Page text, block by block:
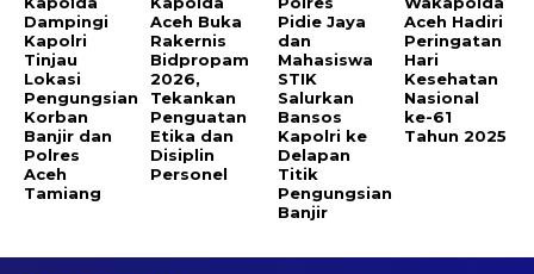
Dampingi
Kapolri
Tinjau
Lokasi
Pengungsian
Korban
Banjir dan
Polres
Aceh
Tamiang
Aceh Buka
Rakernis
Bidpropam
2026,
Tekankan
Penguatan
Etika dan
Disiplin
Personel
Pidie Jaya
dan
Mahasiswa
STIK
Salurkan
Bansos
Kapolri ke
Delapan
Titik
Pengungsian
Banjir
Aceh Hadiri
Peringatan
Hari
Kesehatan
Nasional
ke-61
Tahun 2025